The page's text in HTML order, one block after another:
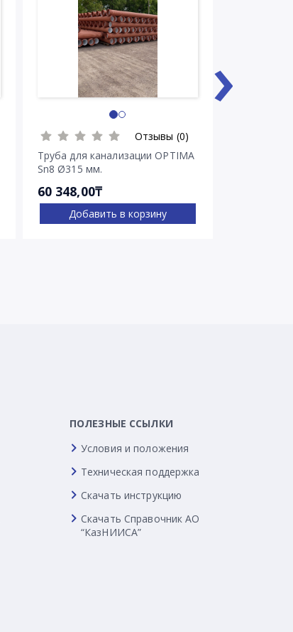
Отзывы (0)
Труба для канализации OPTIMA
Sn8 Ø315 мм.
60 348,00₸
Добавить в корзину
›
ПОЛЕЗНЫЕ ССЫЛКИ
Условия и положения
Техническая поддержка
Скачать инструкцию
Скачать Справочник АО
“КазНИИСА”